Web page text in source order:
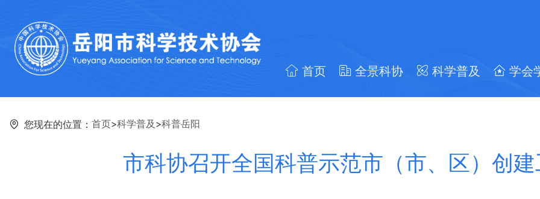
首页 全景科协 科学普及 学会
您现在的位置： 首页>科学普及 >科普岳阳
市科协召开全国科普示范市（市、区）创